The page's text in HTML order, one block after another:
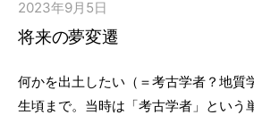
キ
プ
2023年9月5日
将来の夢変遷
何かを出土したい（＝考古学者？地質
生頃まで。当時は「考古学者」という